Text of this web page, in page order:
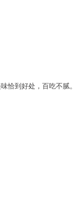
恰到好处，百吃不腻。